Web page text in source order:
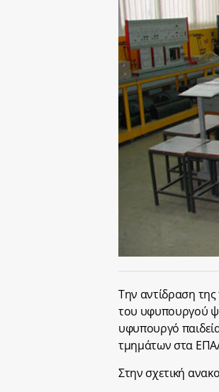
Την αντίδραση
του υφυπουργού
υφυπουργό
τμημάτων στα
Στην σχετική